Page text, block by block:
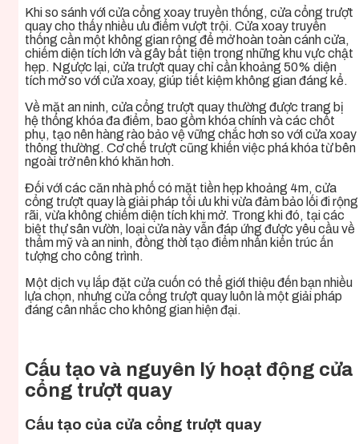
Khi so sánh với cửa cổng xoay truyền thống, cửa cổng trượt
quay cho thấy nhiều ưu điểm vượt trội. Cửa xoay truyền
thống cần một không gian rộng để mở hoàn toàn cánh cửa,
chiếm diện tích lớn và gây bất tiện trong những khu vực chật
hẹp. Ngược lại, cửa trượt quay chỉ cần khoảng 50% diện
tích mở so với cửa xoay, giúp tiết kiệm không gian đáng kể.
Về mặt an ninh, cửa cổng trượt quay thường được trang bị
hệ thống khóa đa điểm, bao gồm khóa chính và các chốt
phụ, tạo nên hàng rào bảo vệ vững chắc hơn so với cửa xoay
thông thường. Cơ chế trượt cũng khiến việc phá khóa từ bên
ngoài trở nên khó khăn hơn.
Đối với các căn nhà phố có mặt tiền hẹp khoảng 4m, cửa
cổng trượt quay là giải pháp tối ưu khi vừa đảm bảo lối đi rộng
rãi, vừa không chiếm diện tích khi mở. Trong khi đó, tại các
biệt thự sân vườn, loại cửa này vẫn đáp ứng được yêu cầu về
thẩm mỹ và an ninh, đồng thời tạo điểm nhấn kiến trúc ấn
tượng cho công trình.
Một dịch vụ lắp đặt cửa cuốn có thể giới thiệu đến bạn nhiều
lựa chọn, nhưng cửa cổng trượt quay luôn là một giải pháp
đáng cân nhắc cho không gian hiện đại.
Cấu tạo và nguyên lý hoạt động cửa
cổng trượt quay
Cấu tạo của cửa cổng trượt quay